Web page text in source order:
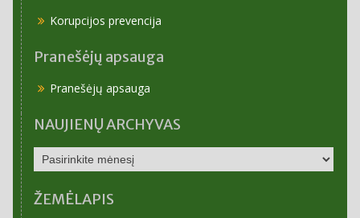
Korupcijos prevencija
Pranešėjų apsauga
Pranešėjų apsauga
NAUJIENŲ ARCHYVAS
NAUJIENŲ
ARCHYVAS
ŽEMĖLAPIS